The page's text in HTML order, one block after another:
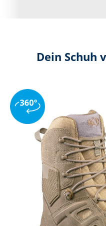
Dein Schuh